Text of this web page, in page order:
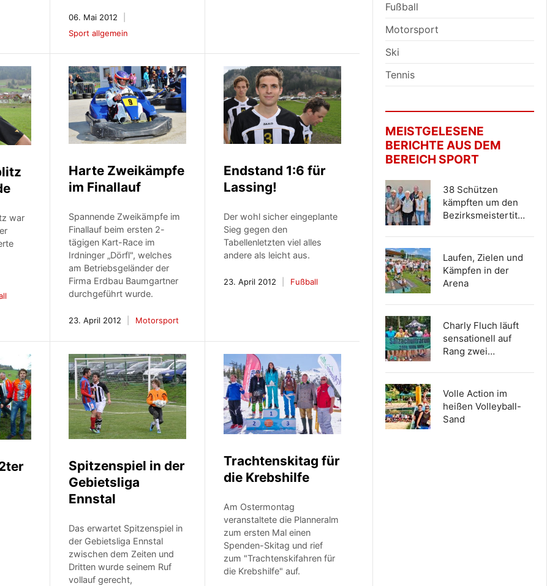
06. Mai 2012
Sport allgemein
war
Harte Zweikämpfe
im Finallauf
Spannende Zweikämpfe im
Finallauf beim ersten 2-
tägigen Kart-Race im
Irdninger „Dörfl", welches
am Betriebsgeländer der
Firma Erdbau Baumgartner
durchgeführt wurde.
23. April 2012 Motorsport
Endstand 1:6 für
Lassing!
Der wohl sicher eingeplante
Sieg gegen den
Tabellenletzten viel alles
andere als leicht aus.
23. April 2012 Fußball
Spitzenspiel in der
Gebietsliga
Ennstal
Das erwartet Spitzenspiel in
der Gebietsliga Ennstal
zwischen dem Zeiten und
Dritten wurde seinem Ruf
vollauf gerecht,
Trachtenskitag für
die Krebshilfe
Am Ostermontag
veranstaltete die Planneralm
zum ersten Mal einen
Spenden-Skitag und rief
zum "Trachtenskifahren für
die Krebshilfe" auf.
Fußball
Motorsport
Ski
Tennis
MEISTGELESENE
BERICHTE AUS DEM
BEREICH SPORT
38 Schützen
kämpften um den
Bezirksmeistertit…
Laufen, Zielen und
Kämpfen in der
Arena
Charly Fluch läuft
sensationell auf
Rang zwei…
Volle Action im
heißen Volleyball-
Sand